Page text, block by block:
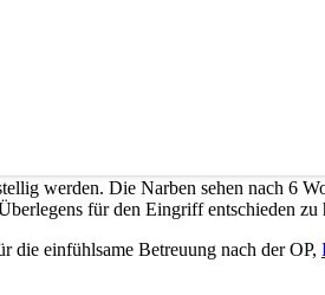
werden. Die Narben sehen nach 6
für den Eingriff entschieden zu
die einfühlsame Betreuung nach der OP,